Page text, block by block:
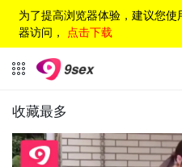
为了提高浏览器体验，建议您
器访问， 点击下载
收藏最多